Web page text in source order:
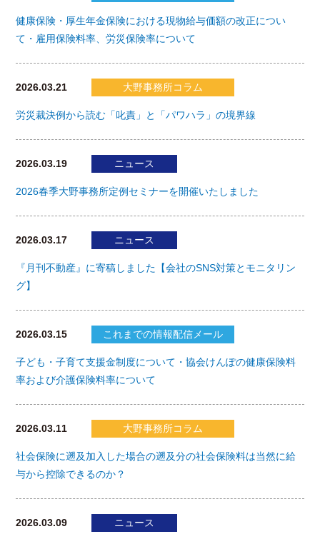
健康保険・厚生年金保険における現物給与価額の改正につい
て・雇用保険料率、労災保険率について
2026.03.21 大野事務所コラム
労災裁決例から読む「叱責」と「パワハラ」の境界線
2026.03.19 ニュース
2026春季大野事務所定例セミナーを開催いたしました
2026.03.17 ニュース
『月刊不動産』に寄稿しました【会社のSNS対策とモニタリン
グ】
2026.03.15 これまでの情報配信メール
子ども・子育て支援金制度について・協会けんぽの健康保険料
率および介護保険料率について
2026.03.11 大野事務所コラム
社会保険に遡及加入した場合の遡及分の社会保険料は当然に給
与から控除できるのか？
2026.03.09 ニュース